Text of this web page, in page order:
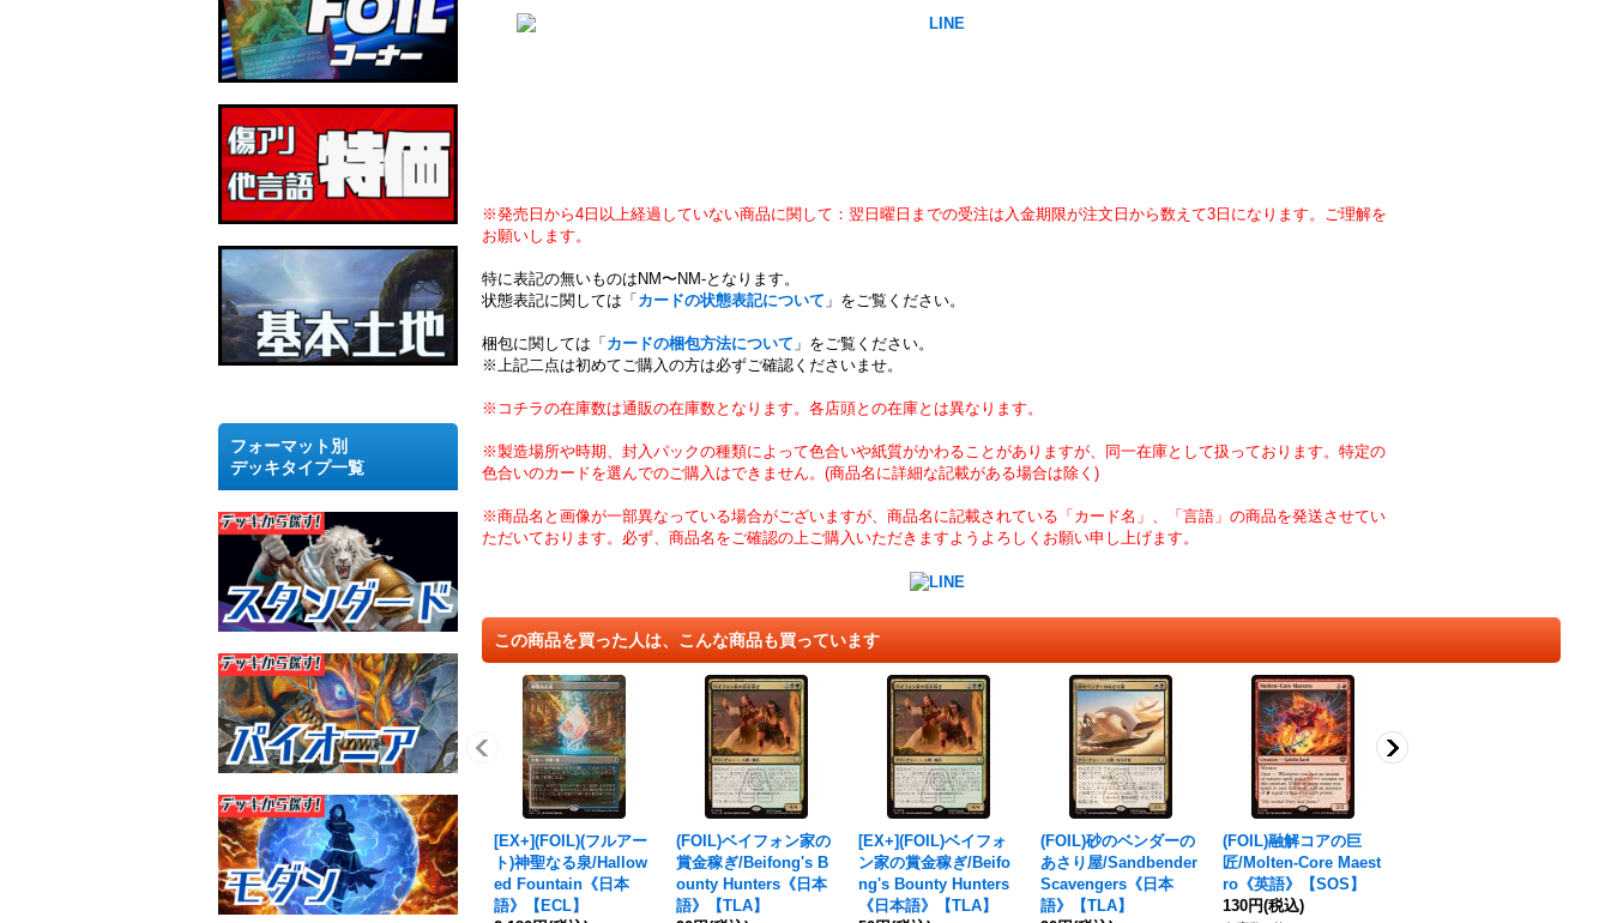
フォーマット別
デッキタイプ一覧
※発売日から4日以上経過していない商品に関して：翌日曜日までの受注は入金期限が注文日から数えて3日になります。ご理解を
お願いします。
特に表記の無いものはNM〜NM-となります。
状態表記に関しては「 カードの状態表記について 」をご覧ください。
梱包に関しては「 カードの梱包方法について 」をご覧ください。
※上記二点は初めてご購入の方は必ずご確認くださいませ。
※コチラの在庫数は通販の在庫数となります。各店頭との在庫とは異なります。
※製造場所や時期、封入パックの種類によって色合いや紙質がかわることがありますが、同一在庫として扱っております。特定の
色合いのカードを選んでのご購入はできません。(商品名に詳細な記載がある場合は除く)
※商品名と画像が一部異なっている場合がございますが、商品名に記載されている「カード名」、「言語」の商品を発送させてい
ただいております。必ず、商品名をご確認の上ご購入いただきますようよろしくお願い申し上げます。
この商品を買った人は、こんな商品も買っています
[EX+](FOIL)(フルアー
ト)神聖なる泉/Hallow
ed Fountain《日本
語》【ECL】
(FOIL)ベイフォン家の
賞金稼ぎ/Beifong's B
ounty Hunters《日本
語》【TLA】
[EX+](FOIL)ベイフォ
ン家の賞金稼ぎ/Beifo
ng's Bounty Hunters
《日本語》【TLA】
(FOIL)砂のベンダーの
あさり屋/Sandbender
Scavengers《日本
語》【TLA】
(FOIL)融解コアの巨
匠/Molten-Core Maest
ro《英語》【SOS】
130円(税込)